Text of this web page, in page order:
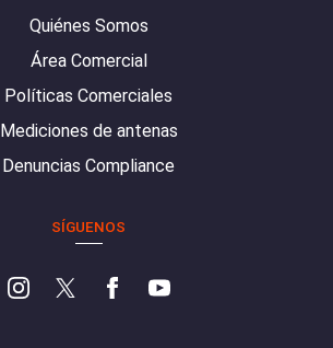
Quiénes Somos
Área Comercial
Políticas Comerciales
Mediciones de antenas
Denuncias Compliance
SÍGUENOS